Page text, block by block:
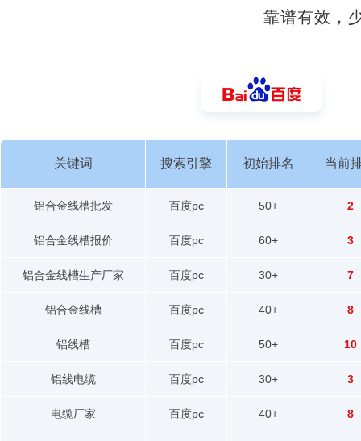
靠谱有效，
关键词 搜索引擎 初始排名 当前
铝合金线槽批发 百度pc 50+ 2
铝合金线槽报价 百度pc 60+ 3
铝合金线槽生产厂家 百度pc 30+ 7
铝合金线槽 百度pc 40+ 8
铝线槽 百度pc 50+ 10
铝线电缆 百度pc 30+ 3
电缆厂家 百度pc 40+ 8